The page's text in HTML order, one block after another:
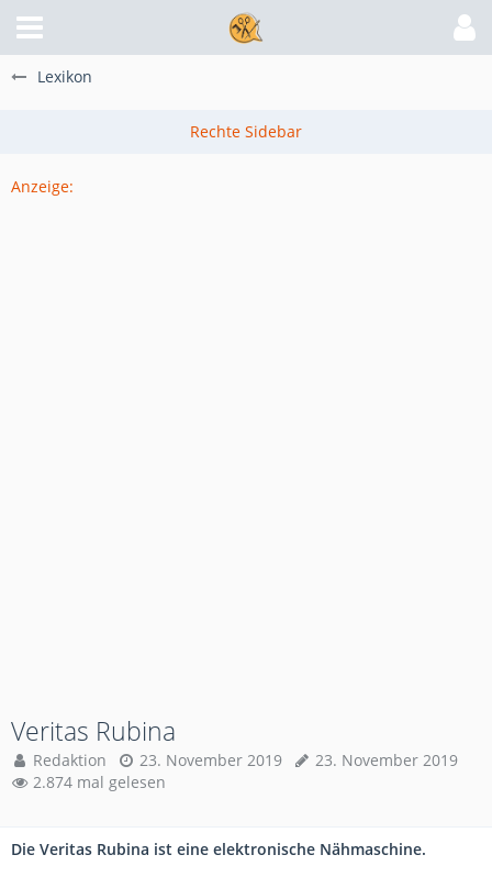
Lexikon
Anzeige:
Veritas Rubina
Redaktion 23. November 2019
23. November 2019
2.874 mal gelesen
Die Veritas Rubina ist eine elektronische Nähmaschine.